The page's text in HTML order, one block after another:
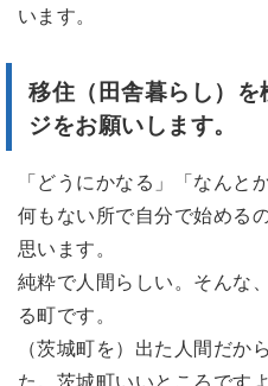
います。
移住（田舎暮らし）
ジをお願いします。
「どうにかなる」「なんと
何もない所で自分で始める
思います。
純粋で人間らしい。そんな
る町です。
（茨城町を）出た人間だか
た。茨城町いいところですよ